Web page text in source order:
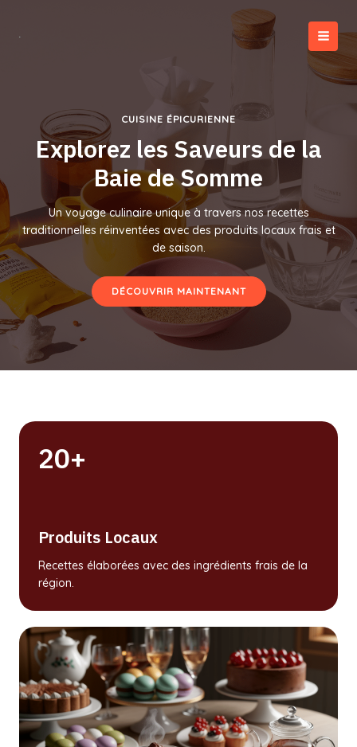
CUISINE ÉPICURIENNE
Explorez les Saveurs de la
Baie de Somme
Un voyage culinaire unique à travers nos recettes
traditionnelles réinventées avec des produits locaux frais et
de saison.
DÉCOUVRIR MAINTENANT
20+
Produits Locaux
Recettes élaborées avec des ingrédients frais de la
région.